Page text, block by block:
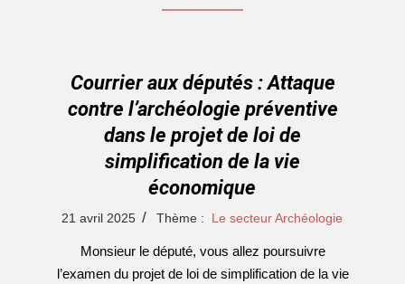
Courrier aux députés : Attaque
contre l’archéologie préventive
dans le projet de loi de
simplification de la vie
économique
2025-
21 avril 2025 Thème : Le secteur Archéologie
Monsieur le député, vous allez poursuivre
l’examen du projet de loi de simplification de la vie